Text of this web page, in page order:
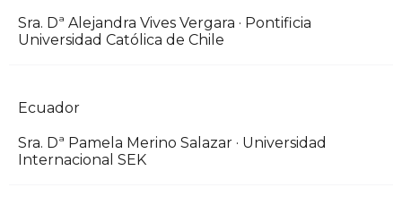
Sra. Dª Alejandra Vives Vergara · Pontificia
Universidad Católica de Chile
Ecuador
Sra. Dª Pamela Merino Salazar · Universidad
Internacional SEK